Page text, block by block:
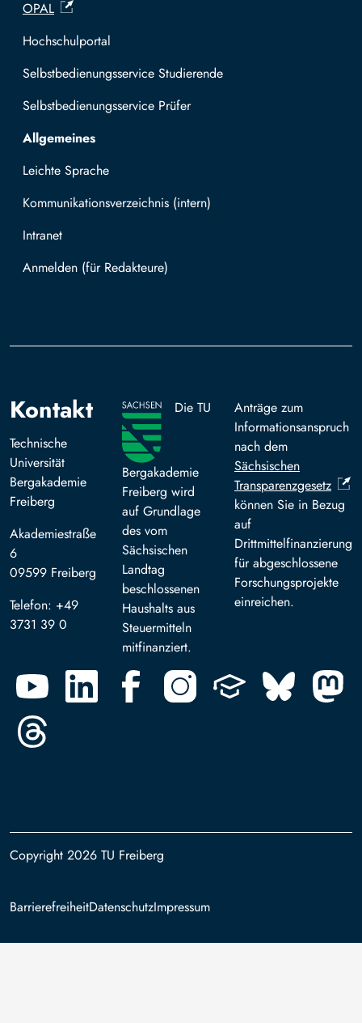
OPAL
Hochschulportal
Selbstbedienungsservice Studierende
Selbstbedienungsservice Prüfer
Allgemeines
Leichte Sprache
Kommunikationsverzeichnis (intern)
Intranet
Mit TUBAF Login anmelden
Kontakt
Technische
Universität
Bergakademie
Freiberg
Akademiestraße
6
09599 Freiberg
Telefon: +49
3731 39 0
Die TU
Bergakademie
Freiberg wird
auf Grundlage
des vom
Sächsischen
Landtag
beschlossenen
Haushalts aus
Steuermitteln
mitfinanziert.
Anträge zum
Informationsanspruch
nach dem
Sächsischen
Transparenzgesetz
können Sie in Bezug
auf
Drittmittelfinanzierung
für abgeschlossene
Forschungsprojekte
einreichen.
Copyright 2026 TU Freiberg
Footer
BarrierefreiheitDatenschutzImpressum